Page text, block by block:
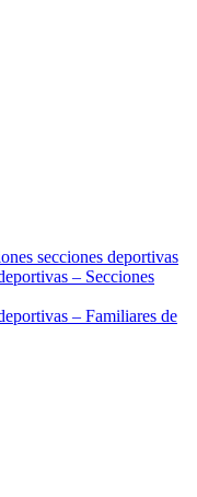
secciones deportivas
– Secciones
– Familiares de